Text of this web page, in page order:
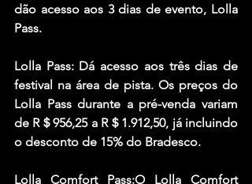
dão acesso aos 3 dias de evento, Lolla
Pass.
Lolla Pass: Dá acesso aos três dias de
festival na área de pista. Os preços do
Lolla Pass durante a pré-venda variam
de R＄956,25 a R＄1.912,50, já incluindo
o desconto de 15% do Bradesco.
Lolla Comfort Pass:O Lolla Comfort